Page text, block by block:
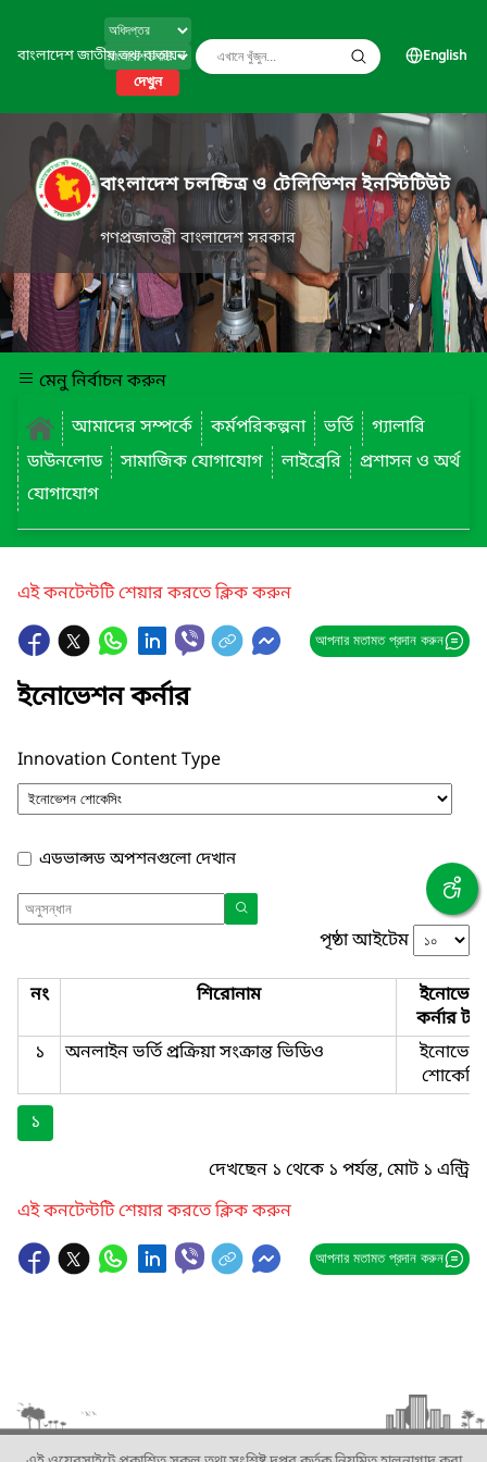
বাংলাদেশ জাতীয় তথ্য বাতায়ন
দেখুন
English
বাংলাদেশ চলচ্চিত্র ও টেলিভিশন ইনস্টিটিউট
গণপ্রজাতন্ত্রী বাংলাদেশ সরকার
মেনু নির্বাচন করুন
আমাদের সম্পর্কে
কর্মপরিকল্পনা ভর্তি
গ্যালারি
ডাউনলোড
সামাজিক যোগাযোগ লাইব্রেরি
প্রশাসন ও অর্থ
যোগাযোগ
এই কনটেন্টটি শেয়ার করতে ক্লিক করুন
আপনার মতামত প্রদান করুন
ইনোভেশন কর্নার
Innovation Content Type
এডভান্সড অপশনগুলো দেখান
পৃষ্ঠা আইটেম
নং শিরোনাম
কর্নার
১
অনলাইন ভর্তি প্রক্রিয়া সংক্রান্ত ভিডিও
১
দেখছেন ১ থেকে ১ পর্যন্ত, মোট ১ এন্ট্রি
এই কনটেন্টটি শেয়ার করতে ক্লিক করুন
আপনার মতামত প্রদান করুন